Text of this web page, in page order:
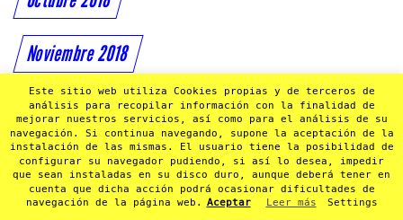
Noviembre 2018
Diciembre 2018
Este sitio web utiliza Cookies propias y de terceros de
análisis para recopilar información con la finalidad de
mejorar nuestros servicios, así como para el análisis de su
navegación. Si continua navegando, supone la aceptación de la
instalación de las mismas. El usuario tiene la posibilidad de
configurar su navegador pudiendo, si así lo desea, impedir
que sean instaladas en su disco duro, aunque deberá tener en
cuenta que dicha acción podrá ocasionar dificultades de
navegación de la página web.
Aceptar Leer más Settings